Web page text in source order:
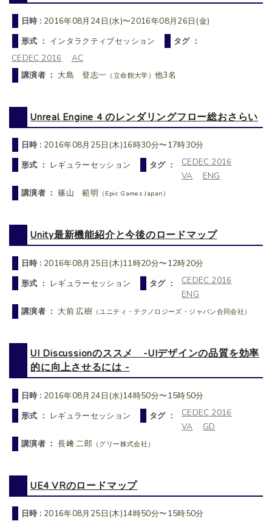
日時 : 2016年08月24日(水)〜2016年08月26日(金)
形式 ： インタラクティブセッション
タグ ：
CEDEC 2016
AC
講演者 ： 大島 登志一 （立命館大学） 他3名
Unreal Engine 4 のレンダリングフロー総おさらい
日時 : 2016年08月25日(木)16時30分〜17時30分
形式 ： レギュラーセッション タグ ：
CEDEC 2016
VA
ENG
講演者 ：篠山 範明 （Epic Games Japan）
Unity最新機能紹介と今後のロードマップ
日時 : 2016年08月25日(木)11時20分〜12時20分
形式 ： レギュラーセッション タグ ：
CEDEC 2016
ENG
講演者 ：大前 広樹 （ユニティ・テクノロジーズ・ジャパン合同会社）
UI Discussionのススメ -UIデザインの品質を効率
的に向上させるには -
日時 : 2016年08月24日(水)14時50分〜15時50分
形式 ： レギュラーセッション タグ ：
CEDEC 2016
VA
GD
講演者 ：長﨑 二郎 （グリー株式会社）
UE4 VRのロードマップ
日時 : 2016年08月25日(木)14時50分〜15時50分